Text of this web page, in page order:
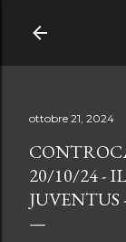
ottobre 21, 2024
20/10/24 -
JUVENTUS